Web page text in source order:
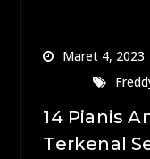
Maret 4, 2023
14 Pianis
Terkenal